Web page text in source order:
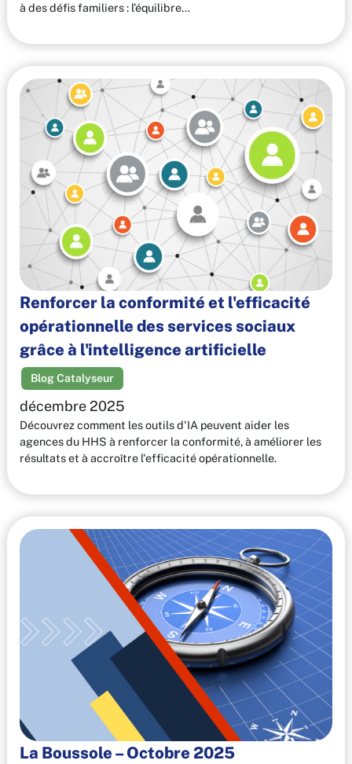
à des défis familiers : l’équilibre…
Renforcer la conformité et l'efficacité
opérationnelle des services sociaux
grâce à l'intelligence artificielle
Blog Catalyseur
décembre 2025
Découvrez comment les outils d'IA peuvent aider les
agences du HHS à renforcer la conformité, à améliorer les
résultats et à accroître l'efficacité opérationnelle.
La Boussole – Octobre 2025